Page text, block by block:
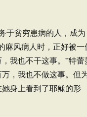
于贫穷患病的人，成为
麻风病人时，正好被一
我也不干这事。”特蕾
，我也不做这事。但
身上看到了耶稣的形